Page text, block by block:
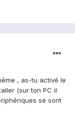
, as-tu activé le
(sur ton PC il
se sont